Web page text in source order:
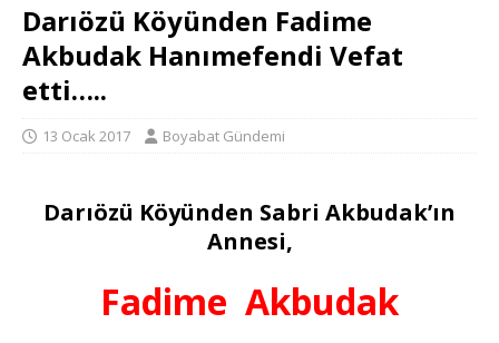
Darıözü Köyünden Fadime
Akbudak Hanımefendi Vefat
etti…..
13 Ocak 2017 Boyabat Gündemi
Darıözü Köyünden Sabri Akbudak’ın
Annesi,
Fadime Akbudak